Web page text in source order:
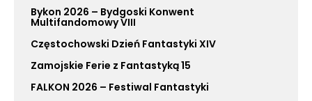
Bykon 2026 – Bydgoski Konwent
Multifandomowy VIII
Częstochowski Dzień Fantastyki XIV
Zamojskie Ferie z Fantastyką 15
FALKON 2026 – Festiwal Fantastyki